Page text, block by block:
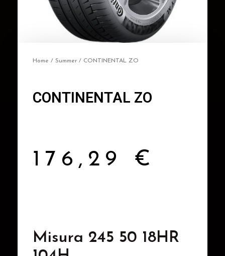
Home / Summer / CONTINENTAL ZO
CONTINENTAL ZO
176,29 €
Misura 245 50 18HR